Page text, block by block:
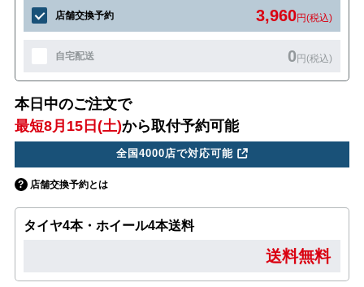
店舗交換予約 3,960円(税込)
自宅配送 0円(税込)
本日中のご注文で
最短8月15日(土)から取付予約可能
全国4000店で対応可能
店舗交換予約とは
タイヤ4本・ホイール4本送料
送料無料